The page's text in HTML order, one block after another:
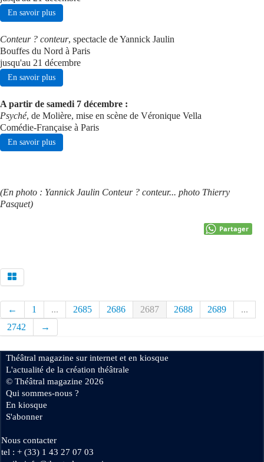
En savoir plus
Conteur ? conteur, spectacle de Yannick Jaulin
Bouffes du Nord à Paris
jusqu'au 21 décembre
En savoir plus
A partir de samedi 7 décembre :
Psyché, de Molière, mise en scène de Véronique Vella
Comédie-Française à Paris
En savoir plus
(En photo : Yannick Jaulin Conteur ? conteur... photo Thierry
Pasquet)
Partager
← 1 ... 2685 2686 2687 2688 2689
...
2742
→
Théâtral magazine sur internet et en kiosque
L'actualité de la création théâtrale
© Théâtral magazine 2026
Qui sommes-nous ?
En kiosque
S'abonner
Nous contacter
tel : + (33) 1 43 27 07 03